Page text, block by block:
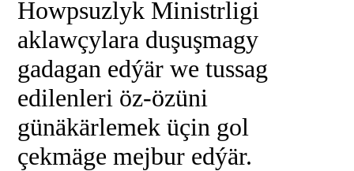
Howpsuzlyk Ministrligi
aklawçylara duşuşmagy
gadagan edýär we tussag
edilenleri öz-özüni
günäkärlemek üçin gol
çekmäge mejbur edýär.